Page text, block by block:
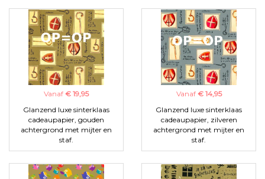
Vanaf € 19,95
Glanzend luxe sinterklaas
cadeaupapier, gouden
achtergrond met mijter en
staf.
Vanaf € 14,95
Glanzend luxe sinterklaas
cadeaupapier, zilveren
achtergrond met mijter en
staf.